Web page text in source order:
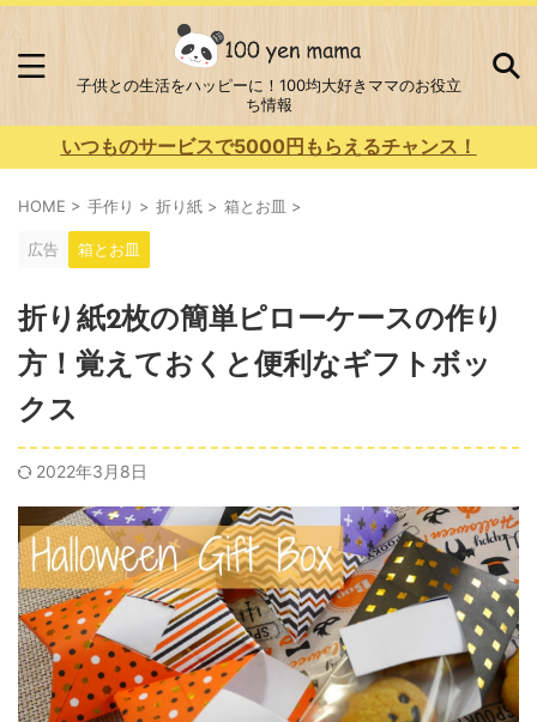
子供との生活をハッピーに！100均大好きママのお役立
ち情報
いつものサービスで5000円もらえるチャンス！
HOME > 手作り > 折り紙 > 箱とお皿 >
広告 箱とお皿
折り紙2枚の簡単ピローケースの作り
方！覚えておくと便利なギフトボッ
クス
2022年3月8日